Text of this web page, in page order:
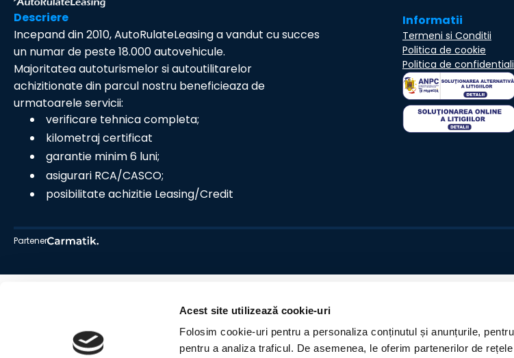
Acest site utilizează cookie-uri
Folosim cookie-uri pentru a personaliza conținutul și anunțurile,
pentru a analiza traficul. De asemenea, le oferim partenerilor de
Descriere
Incepand din 2010, AutoRulateLeasing a vandut cu succes
un numar de peste 18.000 autovehicule.
Majoritatea autoturismelor si autoutilitarelor
achizitionate din parcul nostru beneficieaza de
urmatoarele servicii:
verificare tehnica completa;
kilometraj certificat
garantie minim 6 luni;
asigurari RCA/CASCO;
posibilitate achizitie Leasing/Credit
Informatii
Termeni si Conditii
Politica de cookie
Politica de
Partener